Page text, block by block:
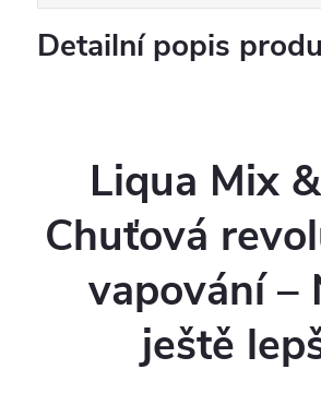
Detailní popis
Liqua Mix
Chuťová
vapování –
ještě